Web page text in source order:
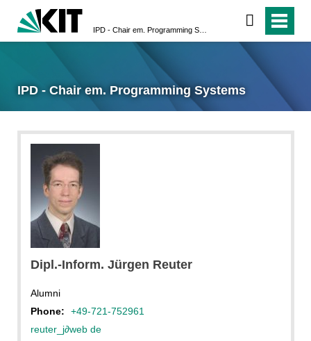
IPD - Chair em. Programming Systems
Dipl.-Inform. Jürgen Reuter
Alumni
Phone:
+49-721-752961
reuter_j∂web de